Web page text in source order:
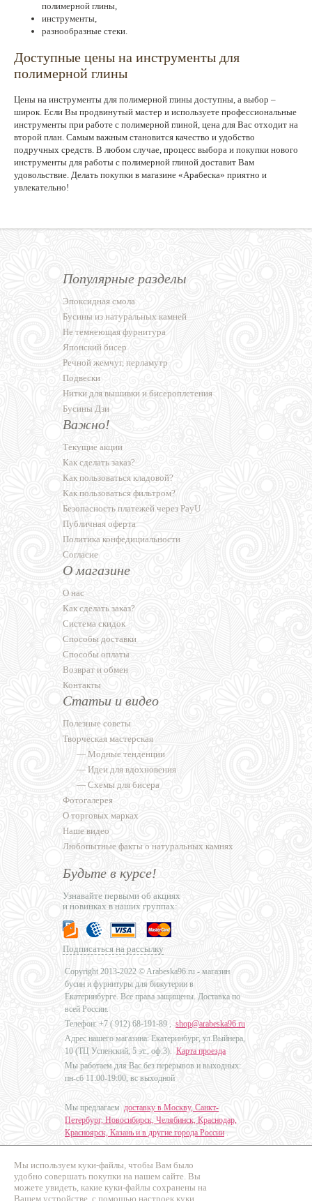
Мы используем куки-файлы, чтобы Вам было
удобно совершать покупки на нашем сайте. Вы
можете увидеть, какие куки-файлы сохранены на
Вашем устройстве, с помощью настроек куки
полимерной глины,
инструменты,
разнообразные стеки.
Доступные цены на инструменты для
полимерной глины
Цены на инструменты для полимерной глины доступны, а выбор –
широк. Если Вы продвинутый мастер и используете профессиональные
инструменты при работе с полимерной глиной, цена для Вас отходит на
второй план. Самым важным становится качество и удобство
подручных средств. В любом случае, процесс выбора и покупки нового
инструменты для работы с полимерной глиной доставит Вам
удовольствие. Делать покупки в магазине «Арабеска» приятно и
увлекательно!
Популярные разделы
Эпоксидная смола
Бусины из натуральных камней
Не темнеющая фурнитура
Японский бисер
Речной жемчуг, перламутр
Подвески
Нитки для вышивки и бисероплетения
Бусины Дзи
Важно!
Текущие акции
Как сделать заказ?
Как пользоваться кладовой?
Как пользоваться фильтром?
Безопасность платежей через PayU
Публичная оферта
Политика конфедициальности
Согласие
О магазине
О нас
Как сделать заказ?
Система скидок
Способы доставки
Способы оплаты
Возврат и обмен
Контакты
Статьи и видео
Полезные советы
Творческая мастерская
— Модные тенденции
— Идеи для вдохновения
— Схемы для бисера
Фотогалерея
О торговых марках
Наше видео
Любопытные факты о натуральных камнях
Будьте в курсе!
Узнавайте первыми об акциях
и новинках в наших группах:
Подписаться на рассылку
Copyright 2013-2022 © Arabeska96.ru - магазин
бусин и фурнитуры для бижутерии в
Екатеринбурге. Все права защищены. Доставка по
всей России.
Телефон: +7 ( 912) 68-191-89
shop@arabeska96.ru
Адрес нашего магазина: Екатеринбург, ул.Выйнера,
10 (ТЦ Успенский, 5 эт., оф.3). Карта проезда
Мы работаем для Вас без перерывов и выходных:
пн-сб 11:00-19:00, вс выходной
Мы предлагаем доставку в Москву, Санкт-
Петербург, Новосибирск, Челябинск, Краснодар,
Красноярск, Казань и в другие города России.
Дизайн - Наталья Мальцева
Продвижение сайтов